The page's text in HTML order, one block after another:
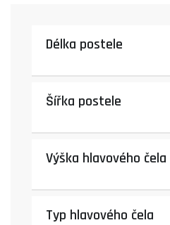
Délka postele
Šířka postele
Výška hlavového čela
Typ hlavového čela